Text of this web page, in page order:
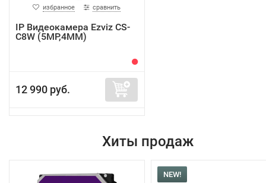
избранное сравнить
IP Видеокамера Ezviz CS-
C8W (5MP,4ММ)
12 990 руб.
Хиты продаж
NEW!